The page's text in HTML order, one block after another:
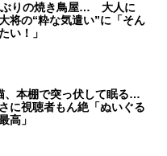
ぶりの焼き鳥屋… 大人に
将の“粋な気遣い”に「そん
い！」
、本棚で突っ伏して眠る…
に視聴者もん絶「ぬいぐる
高」